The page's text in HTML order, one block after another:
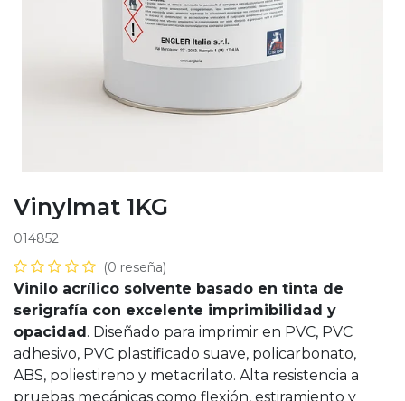
Vinylmat 1KG
014852
(0 reseña)
Vinilo acrílico solvente basado en tinta de
serigrafía con excelente imprimibilidad y
opacidad. Diseñado para imprimir en PVC, PVC
adhesivo, PVC plastificado suave, policarbonato,
ABS, poliestireno y metacrilato. Alta resistencia a
pruebas mecánicas como flexión, estiramiento y